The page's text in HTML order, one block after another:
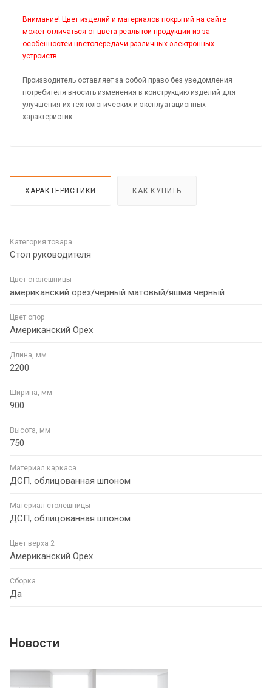
Внимание! Цвет изделий и материалов покрытий на сайте
может отличаться от цвета реальной продукции из-за
особенностей цветопередачи различных электронных
устройств.
Производитель оставляет за собой право без уведомления
потребителя вносить изменения в конструкцию изделий для
улучшения их технологических и эксплуатационных
характеристик.
ХАРАКТЕРИСТИКИ КАК КУПИТЬ
Категория товара
Стол руководителя
Цвет столешницы
американский орех/черный матовый/яшма черный
Цвет опор
Американский Орех
Длина, мм
2200
Ширина, мм
900
Высота, мм
750
Материал каркаса
ДСП, облицованная шпоном
Материал столешницы
ДСП, облицованная шпоном
Цвет верха 2
Американский Орех
Сборка
Да
Новости